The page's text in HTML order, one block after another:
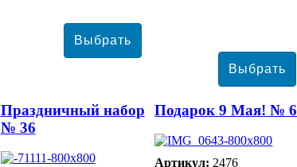
Праздничный набор
№ 36
Подарок 9 Мая! № 6
Артикул: 2476